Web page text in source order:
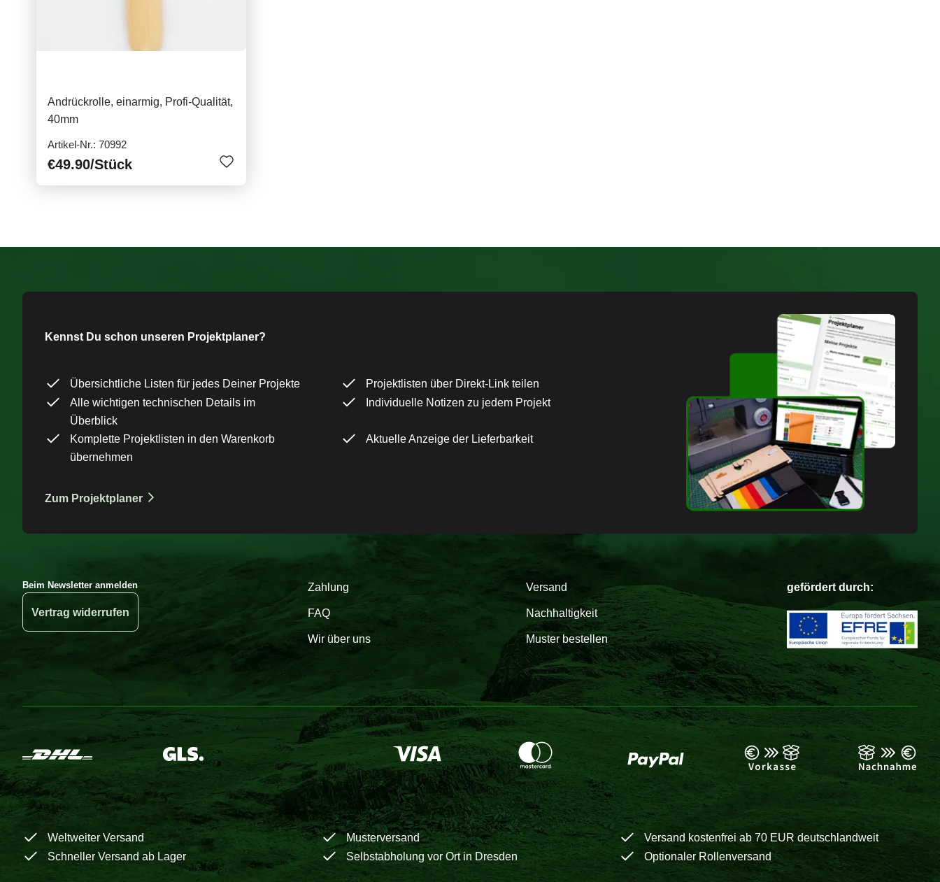
Andrückrolle, einarmig, Profi-Qualität,
40mm
Artikel-Nr.: 70992
€49.90/Stück
Kennst Du schon unseren Projektplaner?
Übersichtliche Listen für jedes Deiner Projekte
Projektlisten über Direkt-Link teilen
Alle wichtigen technischen Details im
Überblick
Individuelle Notizen zu jedem Projekt
Komplette Projektlisten in den Warenkorb
übernehmen
Aktuelle Anzeige der Lieferbarkeit
Zum Projektplaner
Beim Newsletter anmelden
Vertrag widerrufen
Zahlung Versand
FAQ Nachhaltigkeit
Wir über uns Muster bestellen
gefördert durch:
Weltweiter Versand Musterversand
Versand kostenfrei ab 70 EUR deutschlandweit
Schneller Versand ab Lager
Selbstabholung vor Ort in Dresden Optionaler Rollenversand